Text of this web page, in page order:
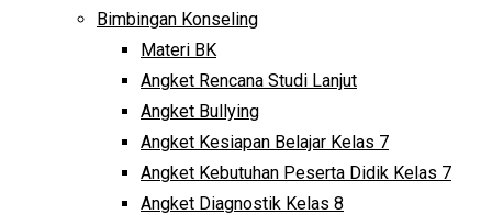
Bimbingan Konseling
Materi BK
Angket Rencana Studi Lanjut
Angket Bullying
Angket Kesiapan Belajar Kelas 7
Angket Kebutuhan Peserta Didik Kelas 7
Angket Diagnostik Kelas 8